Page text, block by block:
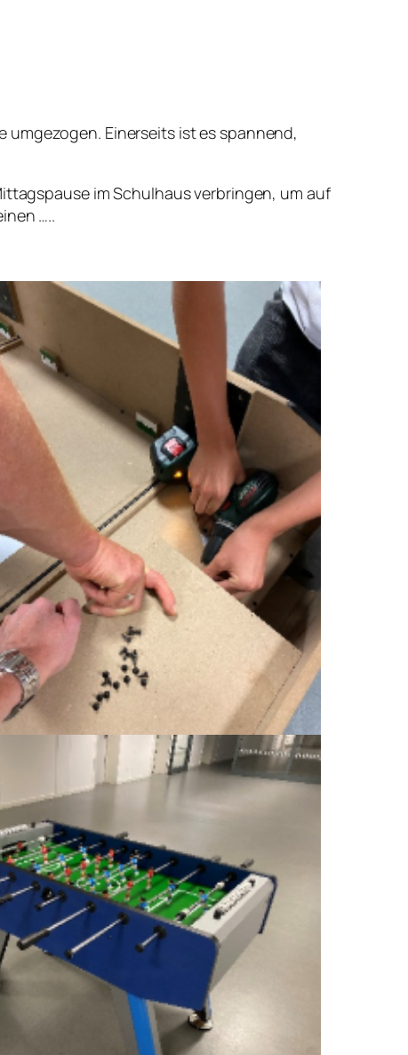
Einerseits ist es spannend,
im Schulhaus verbringen, um auf
…..